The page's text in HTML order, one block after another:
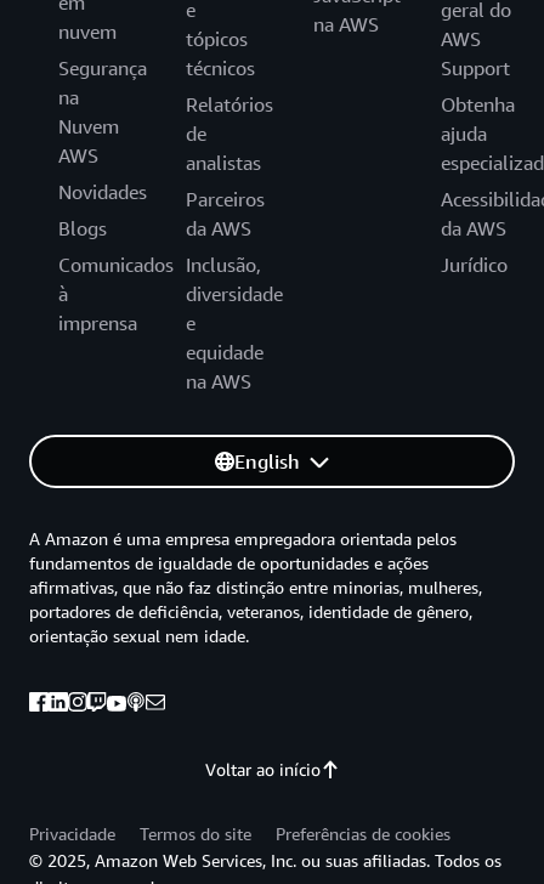
nuvem
Segurança
na
Nuvem
AWS
Novidades
Blogs
Comunicados
à
imprensa
e
tópicos
técnicos
Relatórios
de
analistas
Parceiros
da AWS
Inclusão,
diversidade
e
equidade
na AWS
na AWS
geral do
AWS
Support
Obtenha
ajuda
da AWS
Jurídico
English
Voltar ao início
A Amazon é uma empresa empregadora orientada pelos
fundamentos de igualdade de oportunidades e ações
afirmativas, que não faz distinção entre minorias, mulheres,
portadores de deficiência, veteranos, identidade de gênero,
orientação sexual nem idade.
Privacidade Termos do site
Preferências de cookies
© 2025, Amazon Web Services, Inc. ou suas afiliadas. Todos os